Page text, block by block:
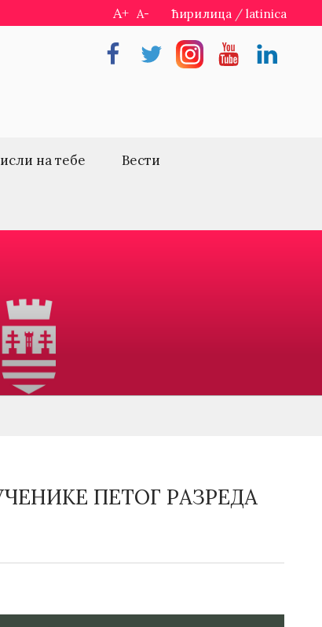
A+ A- ћирилица / latinica
FacebookTwitterInstragramYoutubeLinkedin
на тебе Вести
ПЕТОГ РАЗРЕДА